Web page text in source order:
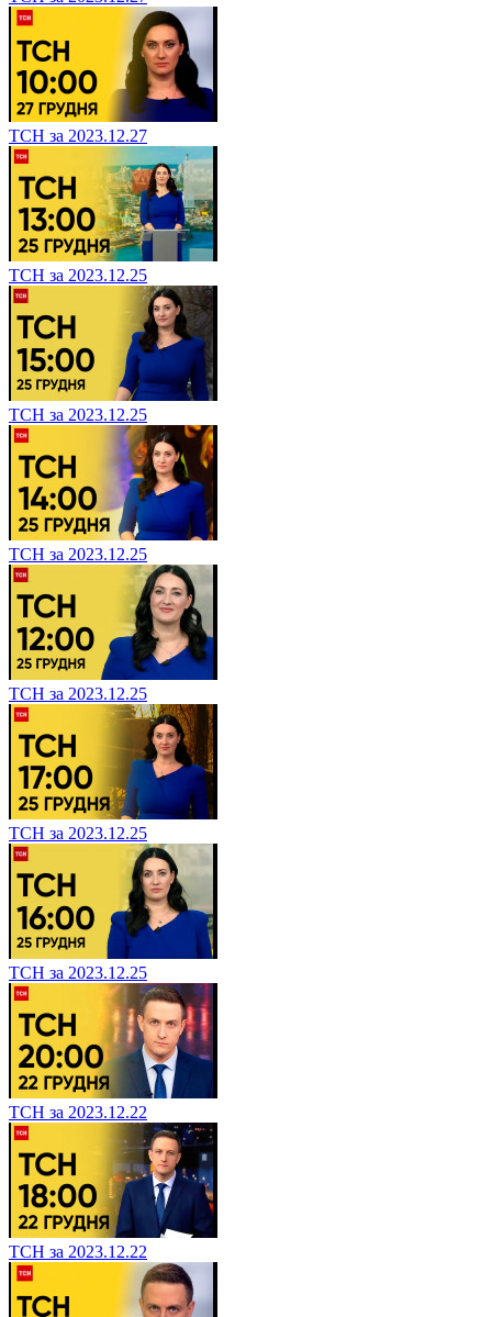
ТСН за 2023.12.27
ТСН за 2023.12.25
ТСН за 2023.12.25
ТСН за 2023.12.25
ТСН за 2023.12.25
ТСН за 2023.12.25
ТСН за 2023.12.25
ТСН за 2023.12.22
ТСН за 2023.12.22